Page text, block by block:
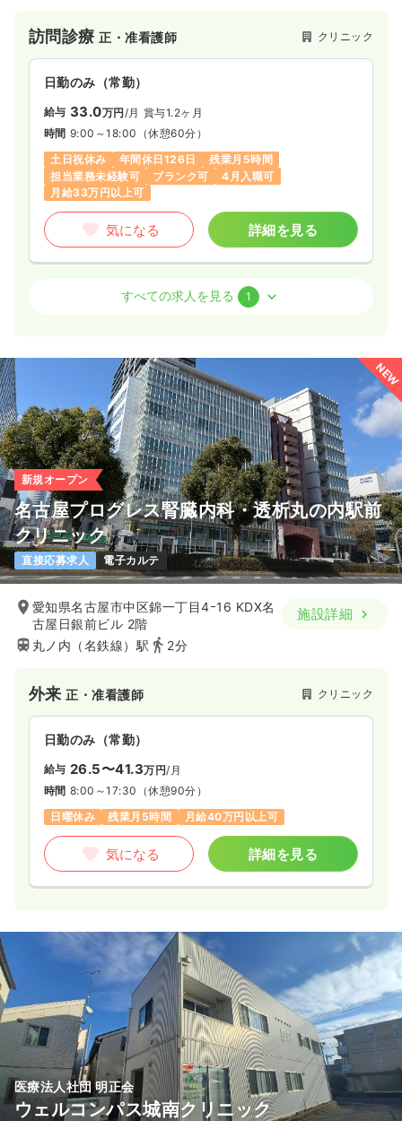
訪問診療正・准看護師 クリニック
日勤のみ（常勤）
給与 33.0万円/月 賞与1.2ヶ月
時間 9:00～18:00 （休憩60分）
土日祝休み
年間休日126日
残業月5時間
担当業務未経験可
ブランク可
4月入職可
月給33万円以上可
気になる 詳細を見る
正・准看護師 / 管理職
33.0〜41.7万円/月 賞与1.2ヶ月
9:00～18:00（休憩60分）
土日祝休み
年間休日126日
残業月5時間
担当業務未経験可
ブランク可 月給40万円以上可
気になる 詳細を見る
すべての求人を見る 1
NEW
新規オープン
名古屋プログレス腎臓内科・透析丸の内駅前
クリニック
直接応募求人 電子カルテ
愛知県名古屋市中区錦一丁目4ｰ16 KDX名
古屋日銀前ビル 2階
丸ノ内（名鉄線）駅
2分
施設詳細
外来正・准看護師 クリニック
日勤のみ（常勤）
給与 26.5〜41.3万円/月
時間 8:00～17:30 （休憩90分）
日曜休み
残業月5時間 月給40万円以上可
気になる 詳細を見る
医療法人社団 明正会
ウェルコンパス城南クリニック